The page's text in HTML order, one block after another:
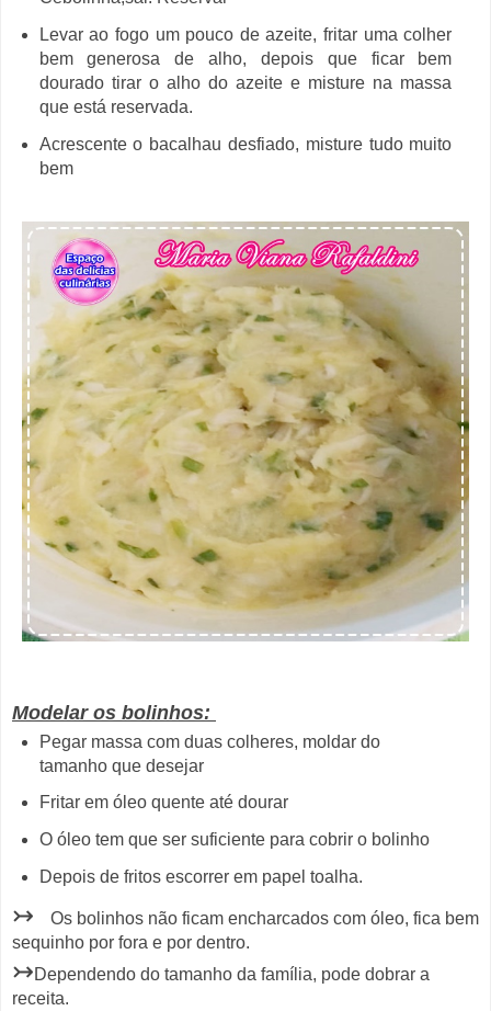
Levar ao fogo um pouco de azeite, fritar uma colher
bem generosa de alho, depois que ficar bem
dourado tirar o alho do azeite e misture na massa
que está reservada.
Acrescente o bacalhau desfiado, misture tudo muito
bem
Modelar os bolinhos:
Pegar massa com duas colheres, moldar do
tamanho que desejar
Fritar em óleo quente até dourar
O óleo tem que ser suficiente para cobrir o bolinho
Depois de fritos escorrer em papel toalha.
↣
Os bolinhos não ficam encharcados com óleo, fica bem
sequinho por fora e por dentro.
↣Dependendo do tamanho da família, pode dobrar a
receita.